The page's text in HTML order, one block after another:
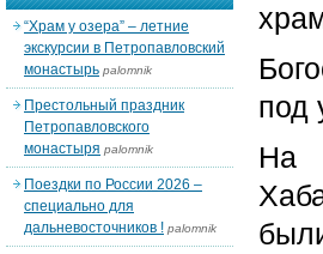
под
На
“Храм у озера” – летние
экскурсии в Петропавловский
монастырь palomnik
Престольный праздник
Петропавловского
монастыря palomnik
Поездки по России 2026 –
специально для
дальневосточников ! palomnik